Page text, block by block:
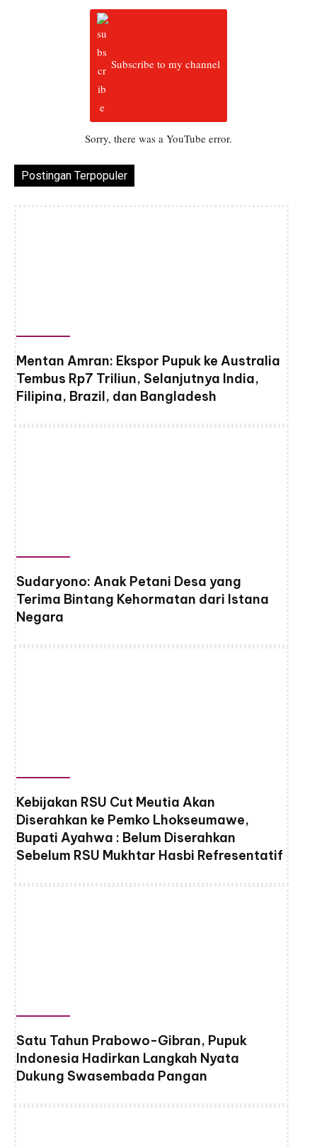
Subscribe to my channel
Sorry, there was a YouTube error.
Postingan Terpopuler
Mentan Amran: Ekspor Pupuk ke Australia
Tembus Rp7 Triliun, Selanjutnya India,
Filipina, Brazil, dan Bangladesh
Sudaryono: Anak Petani Desa yang
Terima Bintang Kehormatan dari Istana
Negara
Kebijakan RSU Cut Meutia Akan
Diserahkan ke Pemko Lhokseumawe,
Bupati Ayahwa : Belum Diserahkan
Sebelum RSU Mukhtar Hasbi Refresentatif
Satu Tahun Prabowo-Gibran, Pupuk
Indonesia Hadirkan Langkah Nyata
Dukung Swasembada Pangan